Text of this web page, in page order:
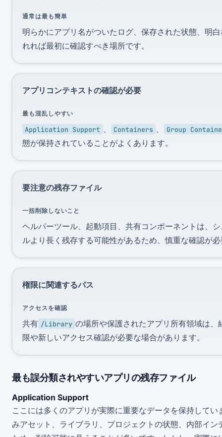
通常は最も簡単
明らかにアプリ名がついたログ、保存された状態、明
れれば最初に確認すべき場所です。
アプリコンテキストの確認が必要
最も混乱しやすい
Application Support Containers Group
態が保持されていることがよくあります。
要注意の残存ファイル
一括削除しないこと
ヘルパーツール、起動項目、共有コンポーネントは、
ルより長く残存する可能性があるため、慎重な確認が
権限に関連するパス
アクセスを確認
共有 /Library の場所や保護されたアプリ所有領域は
限や新しいアクセス確認が必要な場合があります。
最も誤分類されやすいアプリの残存ファイル
Application Support
ここには多くのアプリが実際に重要なデータを保持して
みアセット、ライブラリ、プロジェクトの状態、内部イ